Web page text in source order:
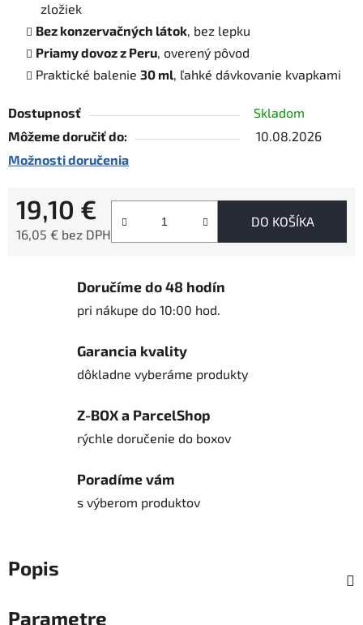
zložiek
Bez konzervačných látok, bez lepku
Priamy dovoz z Peru, overený pôvod
Praktické balenie 30 ml, ľahké dávkovanie kvapkami
Dostupnosť
Skladom
Môžeme doručiť do:
10.08.2026
Možnosti doručenia
19,10 €
16,05 € bez DPH
DO KOŠÍKA
Doručíme do 48 hodín
pri nákupe do 10:00 hod.
Garancia kvality
dôkladne vyberáme produkty
Z-BOX a ParcelShop
rýchle doručenie do boxov
Poradíme vám
s výberom produktov
Popis
Parametre